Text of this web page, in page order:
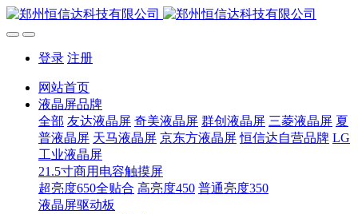
登录 注册
网站首页
液晶屏品牌
全部 友达液晶屏 奇美液晶屏 群创液晶屏 三菱液晶屏 夏
普液晶屏 天马液晶屏 京东方液晶屏 恒信达自营品牌 LG
工业液晶屏
21.5寸商用电容触摸屏
超亮度650全贴合 高亮度450 普通亮度350
液晶屏驱动板